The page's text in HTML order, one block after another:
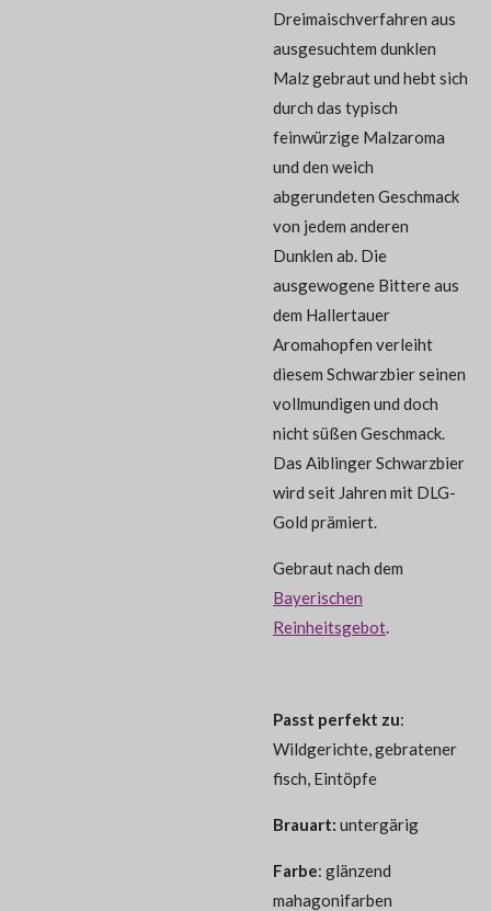
Dreimaischverfahren aus
ausgesuchtem dunklen
Malz gebraut und hebt sich
durch das typisch
feinwürzige Malzaroma
und den weich
abgerundeten Geschmack
von jedem anderen
Dunklen ab. Die
ausgewogene Bittere aus
dem Hallertauer
Aromahopfen verleiht
diesem Schwarzbier seinen
vollmundigen und doch
nicht süßen Geschmack.
Das Aiblinger Schwarzbier
wird seit Jahren mit DLG-
Gold prämiert.
Gebraut nach dem
Bayerischen
Reinheitsgebot
Passt perfekt zu:
Wildgerichte, gebratener
fisch, Eintöpfe
Brauart: untergärig
Farbe: glänzend
mahagonifarben